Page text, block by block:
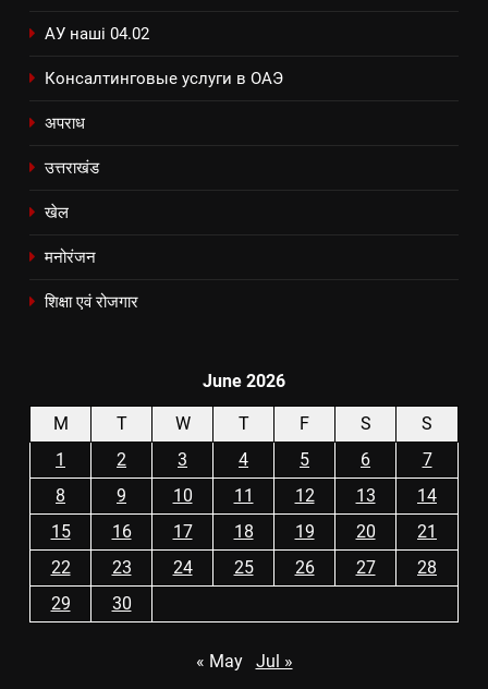
АУ наші 04.02
Консалтинговые услуги в ОАЭ
अपराध
उत्तराखंड
खेल
मनोरंजन
शिक्षा एवं रोजगार
June 2026
M T W T F S
S
1
2 3 4 5 6
7
8
9 10 11 12 13
14
15
16 17 18 19 20
21
22
23 24 25 26 27
28
29
30
« May Jul »